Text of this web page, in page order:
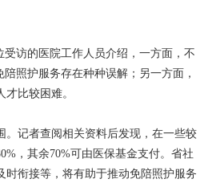
访的医院工作人员介绍，一方面，不
照护服务存在种种误解；另一方面，
比较困难。
记者查阅相关资料后发现，在一些较
，其余70%可由医保基金支付。省社
衔接等，将有助于推动免陪照护服务